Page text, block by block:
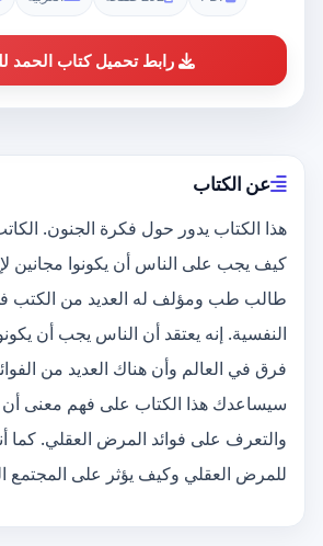
رابط تحميل كتاب الحمد
عن الكتاب
هذا الكتاب يدور حول فكرة الجنون.
كيف يجب على الناس أن يكونوا مجانين
طالب طب ومؤلف له العديد من الكتب
النفسية. إنه يعتقد أن الناس يجب أن
فرق في العالم وأن هناك العديد من
سيساعدك هذا الكتاب على فهم معنى أن
والتعرف على فوائد المرض العقلي. كما
للمرض العقلي وكيف يؤثر على المجتمع